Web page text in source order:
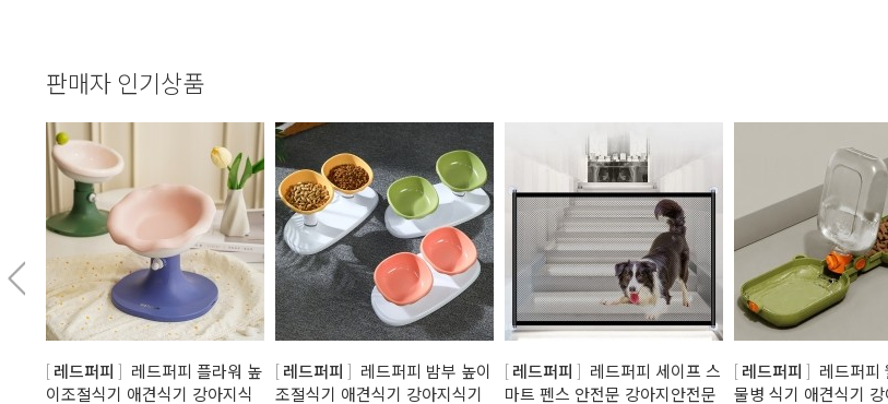
판매자 인기상품
레드퍼피
레드퍼피 플라워 높
이조절식기 애견식기 강아지식
레드퍼피
레드퍼피 밤부 높이
조절식기 애견식기 강아지식기
레드퍼피
레드퍼피 세이프 스
마트 펜스 안전문 강아지안전문
레드퍼피
레드퍼피
물병 식기 애견식기 강